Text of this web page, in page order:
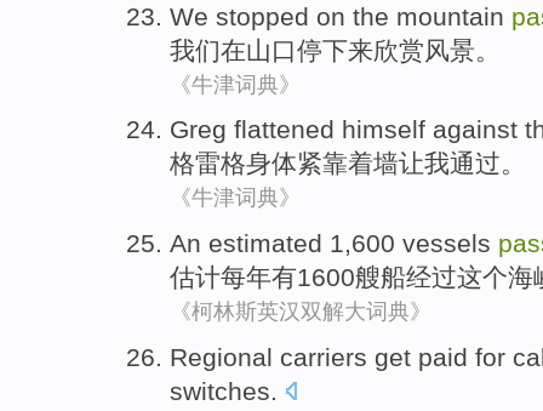
We stopped on the mountain
我们在山口停下来欣赏风景 。
《牛津词典》
Greg flattened himself against
格雷格身体紧靠着墙让我通过。
《牛津词典》
An estimated 1,600 vessels
估计每年有1600艘船经过这个海
《柯林斯英汉双解大词典》
Regional carriers get paid for
switches.